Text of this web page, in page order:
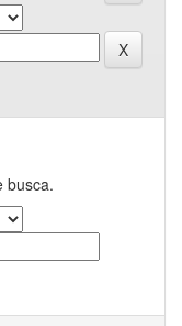
busca.